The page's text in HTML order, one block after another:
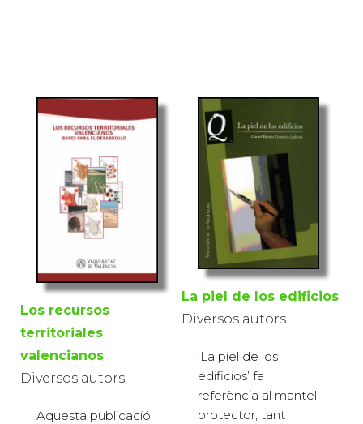
Los recursos
territoriales
valencianos
Diversos autors
Aquesta publicació
La piel de los edificios
Diversos autors
‘La piel de los
edificios’ fa
referència al mantell
protector, tant